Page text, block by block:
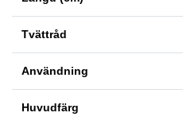
Tvättråd
Användning
Huvudfärg